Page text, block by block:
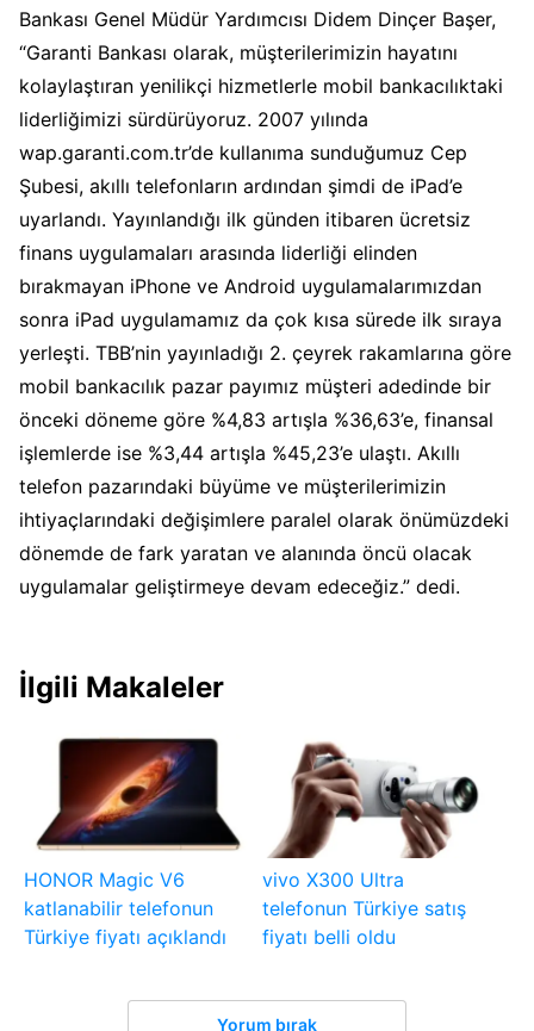
Bankası Genel Müdür Yardımcısı Didem Dinçer Başer,
“Garanti Bankası olarak, müşterilerimizin hayatını
kolaylaştıran yenilikçi hizmetlerle mobil bankacılıktaki
liderliğimizi sürdürüyoruz. 2007 yılında
wap.garanti.com.tr’de kullanıma sunduğumuz Cep
Şubesi, akıllı telefonların ardından şimdi de iPad’e
uyarlandı. Yayınlandığı ilk günden itibaren ücretsiz
finans uygulamaları arasında liderliği elinden
bırakmayan iPhone ve Android uygulamalarımızdan
sonra iPad uygulamamız da çok kısa sürede ilk sıraya
yerleşti. TBB’nin yayınladığı 2. çeyrek rakamlarına göre
mobil bankacılık pazar payımız müşteri adedinde bir
önceki döneme göre %4,83 artışla %36,63’e, finansal
işlemlerde ise %3,44 artışla %45,23’e ulaştı. Akıllı
telefon pazarındaki büyüme ve müşterilerimizin
ihtiyaçlarındaki değişimlere paralel olarak önümüzdeki
dönemde de fark yaratan ve alanında öncü olacak
uygulamalar geliştirmeye devam edeceğiz.” dedi.
İlgili Makaleler
HONOR Magic V6
katlanabilir telefonun
Türkiye fiyatı açıklandı
vivo X300 Ultra
telefonun Türkiye satış
fiyatı belli oldu
Yorum bırak